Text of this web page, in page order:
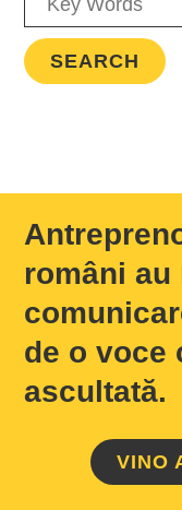
români au
de o voce
ascultată.
VINO